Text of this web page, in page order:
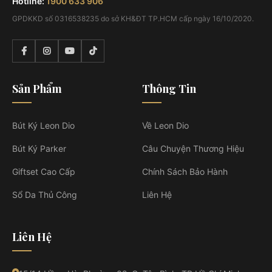
GPDKKD số 0316538235 do sở KH&ĐT TP.HCM cấp ngày 16/10/2020.
Sản Phẩm
Bút Ký Leon Dio
Bút Ký Parker
Giftset Cao Cấp
Sổ Da Thủ Công
Thông Tin
Về Leon Dio
Câu Chuyện Thương Hiệu
Chính Sách Bảo Hành
Liên Hệ
Liên Hệ